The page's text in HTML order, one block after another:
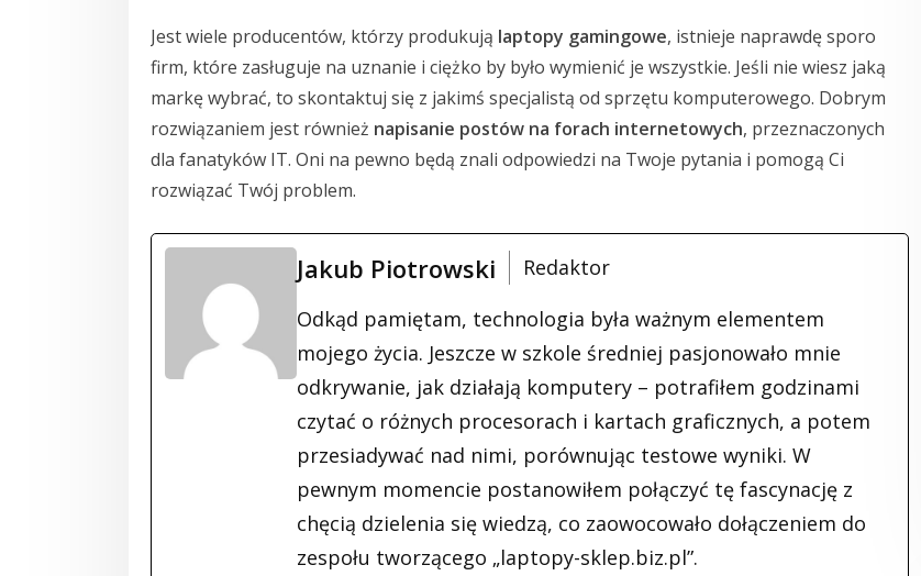
Jest wiele producentów, którzy produkują laptopy gamingowe, istnieje naprawdę sporo
firm, które zasługuje na uznanie i ciężko by było wymienić je wszystkie. Jeśli nie wiesz jaką
markę wybrać, to skontaktuj się z jakimś specjalistą od sprzętu komputerowego. Dobrym
rozwiązaniem jest również napisanie postów na forach internetowych, przeznaczonych
dla fanatyków IT. Oni na pewno będą znali odpowiedzi na Twoje pytania i pomogą Ci
rozwiązać Twój problem.
Jakub Piotrowski
Redaktor
Odkąd pamiętam, technologia była ważnym elementem
mojego życia. Jeszcze w szkole średniej pasjonowało mnie
odkrywanie, jak działają komputery – potrafiłem godzinami
czytać o różnych procesorach i kartach graficznych, a potem
przesiadywać nad nimi, porównując testowe wyniki. W
pewnym momencie postanowiłem połączyć tę fascynację z
chęcią dzielenia się wiedzą, co zaowocowało dołączeniem do
zespołu tworzącego „laptopy-sklep.biz.pl”.